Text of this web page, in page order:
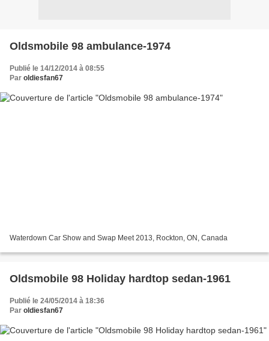
Oldsmobile 98 ambulance-1974
Publié le 14/12/2014 à 08:55
Par oldiesfan67
Waterdown Car Show and Swap Meet 2013, Rockton, ON, Canada
Oldsmobile 98 Holiday hardtop sedan-1961
Publié le 24/05/2014 à 18:36
Par oldiesfan67